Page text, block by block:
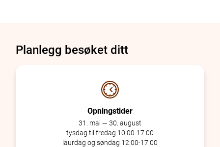
Planlegg besøket ditt
Opningstider
31. mai — 30. august
tysdag til fredag 10:00-17:00
laurdag og søndag 12:00-17:00